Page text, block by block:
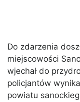
Do zdarzenia
miejscowości
wjechał do
policjantów
powiatu